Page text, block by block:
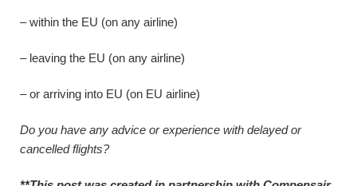
– within the EU (on any airline)
– leaving the EU (on any airline)
– or arriving into EU (on EU airline)
Do you have any advice or experience with delayed or
cancelled flights?